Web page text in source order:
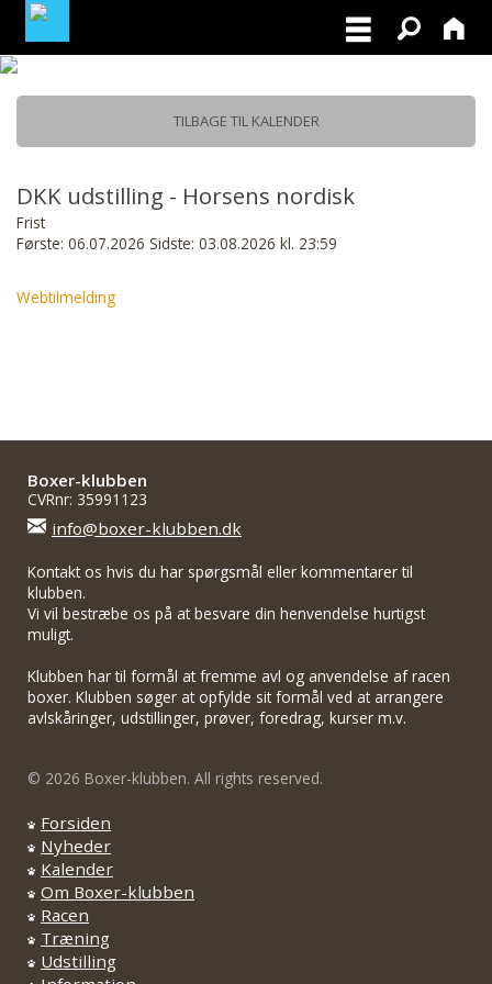
TILBAGE TIL KALENDER
DKK udstilling - Horsens nordisk
Frist
Første: 06.07.2026 Sidste: 03.08.2026 kl. 23:59
Webtilmelding
Boxer-klubben
CVRnr: 35991123
info@boxer-klubben.dk
Kontakt os hvis du har spørgsmål eller kommentarer til
klubben.
Vi vil bestræbe os på at besvare din henvendelse hurtigst
muligt.
Klubben har til formål at fremme avl og anvendelse af racen
boxer. Klubben søger at opfylde sit formål ved at arrangere
avlskåringer, udstillinger, prøver, foredrag, kurser m.v.
© 2026 Boxer-klubben. All rights reserved.
Forsiden
Nyheder
Kalender
Om Boxer-klubben
Racen
Træning
Udstilling